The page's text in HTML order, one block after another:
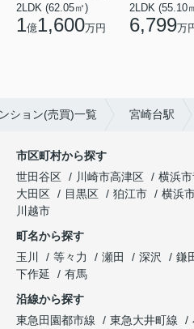
2LDK (62.05㎡)
1億1,600万円
2LDK (55.10
6,799万
ション(売買)一覧 宮崎台駅
市区町村から探す
世田谷区
川崎市高津区 横浜
大田区
目黒区 狛江市 横浜
川越市
町名から探す
玉川
等々力 瀬田 深沢 鎌
下作延
有馬
沿線から探す
東急田園都市線
東急大井町線